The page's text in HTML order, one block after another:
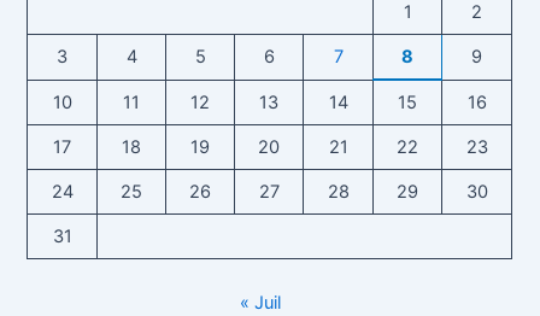
1 2
3 4 5 6 7 8 9
10 11 12 13 14 15 16
17 18 19 20 21 22 23
24 25 26 27 28 29 30
31
« Juil